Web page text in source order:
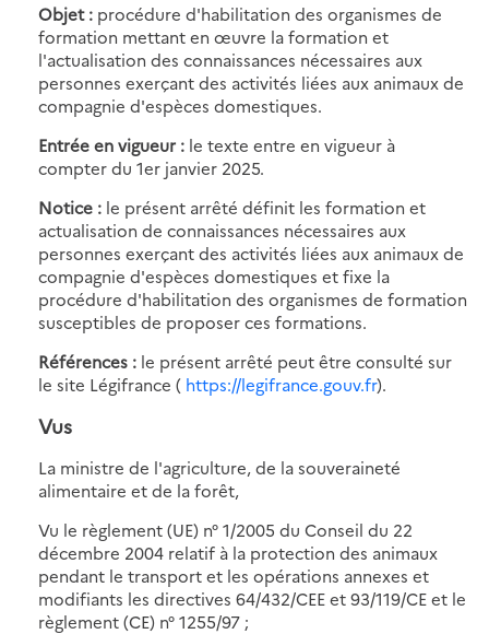
Objet : procédure d'habilitation des organismes de
formation mettant en œuvre la formation et
l'actualisation des connaissances nécessaires aux
personnes exerçant des activités liées aux animaux de
compagnie d'espèces domestiques.
Entrée en vigueur : le texte entre en vigueur à
compter du 1er janvier 2025.
Notice : le présent arrêté définit les formation et
actualisation de connaissances nécessaires aux
personnes exerçant des activités liées aux animaux de
compagnie d'espèces domestiques et fixe la
procédure d'habilitation des organismes de formation
susceptibles de proposer ces formations.
Références : le présent arrêté peut être consulté sur
le site Légifrance ( https://legifrance.gouv.fr).
Vus
La ministre de l'agriculture, de la souveraineté
alimentaire et de la forêt,
Vu le règlement (UE) n° 1/2005 du Conseil du 22
décembre 2004 relatif à la protection des animaux
pendant le transport et les opérations annexes et
modifiants les directives 64/432/CEE et 93/119/CE et le
règlement (CE) n° 1255/97 ;